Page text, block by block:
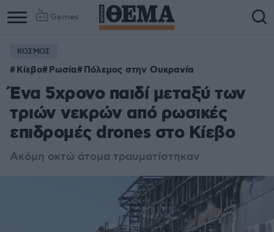
Games
ΚΟΣΜΟΣ
Κίεβο Ρωσία Πόλεμος στην Ουκρανία
Ένα 5χρονο παιδί μεταξύ των
τριών νεκρών από ρωσικές
επιδρομές drones στο Κίεβο
Ακόμη οκτώ άτομα τραυματίστηκαν